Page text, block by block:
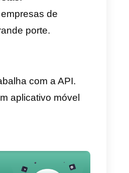
dedicadas à
dados, estatística e
funis de vendas.